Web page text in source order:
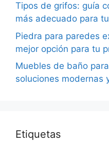
Tipos de grifos: guía
más adecuado para
Piedra para paredes
mejor opción para tu
Muebles de baño
soluciones modernas
Etiquetas